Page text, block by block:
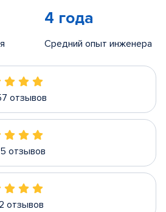
4 года
Средний опыт инженера
отзывов
отзывов
отзывов